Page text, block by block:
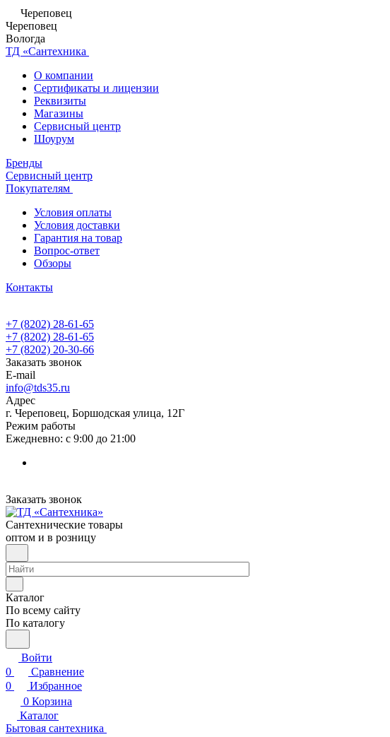
Череповец
Череповец
Вологда
ТД «Сантехника
О компании
Сертификаты и лицензии
Реквизиты
Магазины
Сервисный центр
Шоурум
Бренды
Сервисный центр
Покупателям
Условия оплаты
Условия доставки
Гарантия на товар
Вопрос-ответ
Обзоры
Контакты
+7 (8202) 28‑61-65
+7 (8202) 28‑61-65
+7 (8202) 20‑30-66
Заказать звонок
E-mail
info@tds35.ru
Адрес
г. Череповец, Боршодская улица, 12Г
Режим работы
Ежедневно: с 9:00 до 21:00
Заказать звонок
Сантехнические товары
оптом и в розницу
Каталог
По всему сайту
По каталогу
Войти
0
Сравнение
0
Избранное
0 Корзина
Каталог
Бытовая сантехника